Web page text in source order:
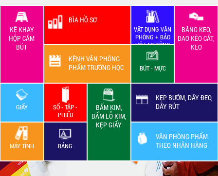
KỆ KHAY
HỘP CẮM
BÚT
BÌA HỒ SƠ
VẬT DỤNG VĂN
PHÒNG + BẢO
HỘ LAO ĐỘNG
BĂNG KEO,
DAO KÉO CẮT,
KEO
KÊNH VĂN PHÒNG
PHẨM TRƯỜNG HỌC
BÚT - MỰC
GIẤY
SỔ - TẬP -
PHIẾU
BẤM KIM,
BẤM LỖ KIM,
KẸP GIẤY
KẸP BƯỚM, DÂY ĐEO,
DÂY RÚT
VĂN PHÒNG PHẨM
THEO NHÃN HÀNG
MÁY TÍNH BẢNG